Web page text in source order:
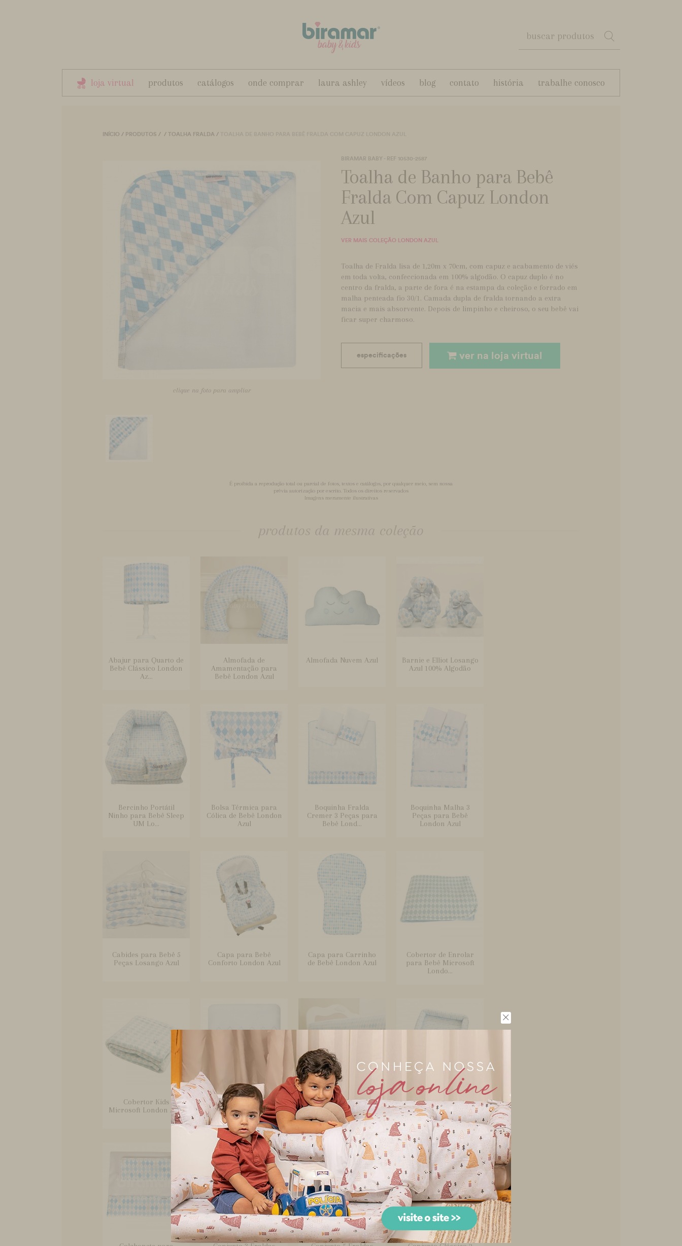
loja virtual produtos catálogos onde comprar laura ashley vídeos blog contato história trabalhe conosco
INÍCIO / PRODUTOS / / TOALHA FRALDA /
clique na foto para ampliar
BIRAMAR BABY - REF 10530-2587
Toalha de Banho para Bebê
Fralda Com Capuz London
Azul
VER MAIS COLEÇÃO LONDON AZUL
Toalha de Fralda lisa de 1,20m x 70cm, com capuz e acabamento de viés
em toda volta, confeccionada em 100% algodão. O capuz duplo é no
centro da fralda, a parte de fora é na estampa da coleção e forrado em
malha penteada fio 30/1. Camada dupla de fralda tornando a extra
macia e mais absorvente. Depois de limpinho e cheiroso, o seu bebê vai
ficar super charmoso.
especificações ver na loja virtual
É proibida a reprodução total ou parcial de fotos, textos e catálogos, por qualquer meio, sem nossa
prévia autorização por escrito. Todos os direitos reservados
Imagens meramente ilustrativas
produtos da mesma coleção
Abajur para Quarto de
Bebê Clássico London
Az...
Almofada de
Amamentação para
Bebê London Azul
Almofada Nuvem Azul
Barnie e Elliot Losango
Azul 100% Algodão
Bercinho Portátil
Ninho para Bebê Sleep
UM Lo...
Bolsa Térmica para
Cólica de Bebê London
Azul
Boquinha Fralda
Cremer 3 Peças para
Bebê Lond...
Boquinha Malha 3
Peças para Bebê
London Azul
Cabides para Bebê 5
Peças Losango Azul
Capa para Bebê
Conforto London Azul
Capa para Carrinho
de Bebê London Azul
Cobertor de Enrolar
para Bebê Microsoft
Londo...
Cobertor Kids
Microsoft London Azul
Cobertor Soft para
Bebê London Azul
Cobertura para Grade
de Berço London Azul
Colchonete para Bebê
e Kids London Azul